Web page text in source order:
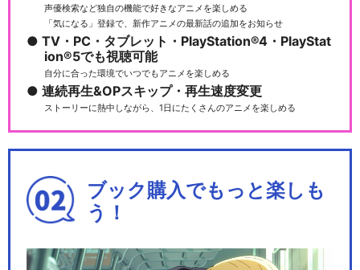
千景 篇
平助 篇
ミュージカル『薄桜鬼』黎明
声優検索など独自の機能で好きなアニメを楽しめる
「気になる」登録で、新作アニメの最新話の追加をお知らせ
TV・PC・タブレット・PlayStation®4・PlayStat
ion®5でも視聴可能
自分に合った環境でいつでもアニメを楽しめる
連続再生&OPスキップ・再生速度変更
ストーリーに熱中しながら、1日にたくさんのアニメを楽しめる
ブック購入でもっと楽しも
う！